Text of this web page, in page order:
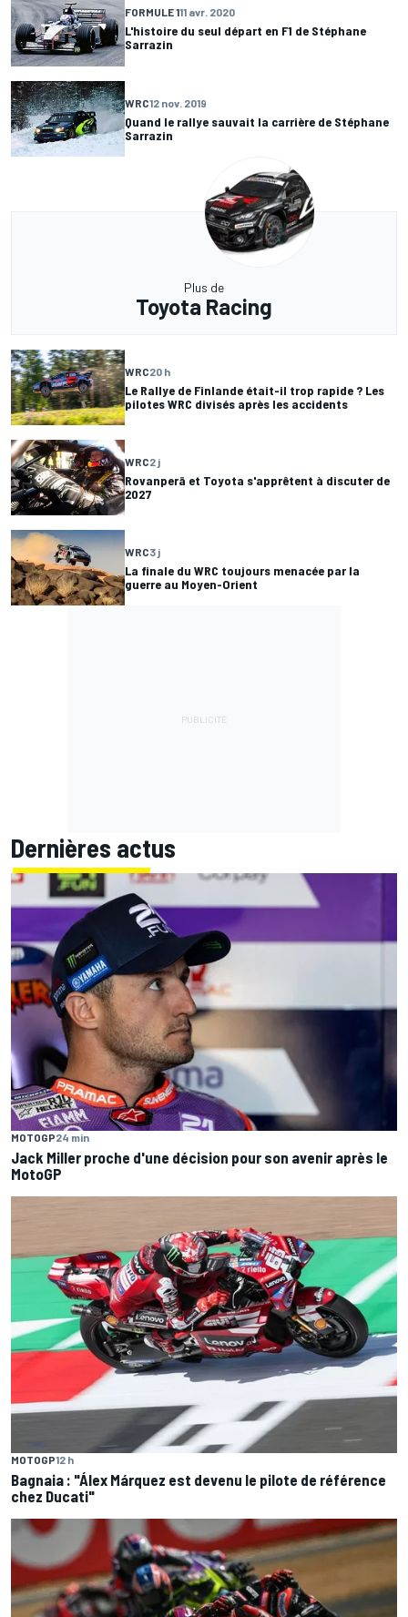
FORMULE 111 avr. 2020
L'histoire du seul départ en F1 de Stéphane
Sarrazin
WRC12 nov. 2019
Quand le rallye sauvait la carrière de Stéphane
Sarrazin
Plus de
Toyota Racing
WRC20 h
Le Rallye de Finlande était-il trop rapide ? Les
pilotes WRC divisés après les accidents
WRC2 j
Rovanperä et Toyota s'apprêtent à discuter de
2027
WRC3 j
La finale du WRC toujours menacée par la
guerre au Moyen-Orient
Dernières actus
MOTOGP24 min
Jack Miller proche d'une décision pour son avenir après le
MotoGP
MOTOGP12 h
Bagnaia : "Álex Márquez est devenu le pilote de référence
chez Ducati"